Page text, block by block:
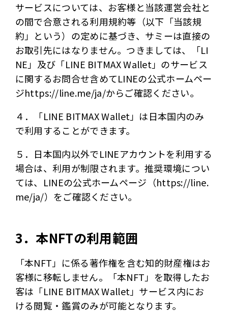
サービスについては、お客様と当該運営会社と
の間で合意される利用規約等（以下「当該規
約」という）の定めに基づき、サミーは直接の
お取引先にはなりません。つきましては、「LI
NE」及び「LINE BITMAX Wallet」のサービス
に関するお問合せ含めてLINEの公式ホームペー
ジhttps://line.me/ja/からご確認ください。
４．「LINE BITMAX Wallet」は日本国内のみ
で利用することができます。
５．日本国内以外でLINEアカウントを利用する
場合は、利用が制限されます。推奨環境につい
ては、LINEの公式ホームページ（https://line.
me/ja/）をご確認ください。
3．本NFTの利用範囲
「本NFT」に係る著作権を含む知的財産権はお
客様に移転しません。「本NFT」を取得したお
客は「LINE BITMAX Wallet」サービス内にお
ける閲覧・鑑賞のみが可能となります。